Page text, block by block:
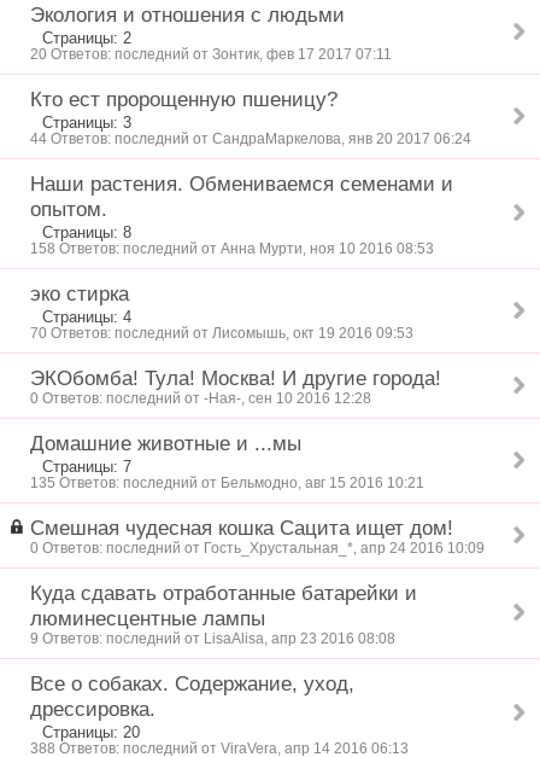
Экология и отношения с людьми
Страницы: 2
20 Ответов: последний от Зонтик, фев 17 2017 07:11
Кто ест пророщенную пшеницу?
Страницы: 3
44 Ответов: последний от СандраМаркелова, янв 20 2017 06:24
Наши растения. Обмениваемся семенами и
опытом.
Страницы: 8
158 Ответов: последний от Анна Мурти, ноя 10 2016 08:53
эко стирка
Страницы: 4
70 Ответов: последний от Лисомышь, окт 19 2016 09:53
ЭКОбомба! Тула! Москва! И другие города!
0 Ответов: последний от -Ная-, сен 10 2016 12:28
Домашние животные и ...мы
Страницы: 7
135 Ответов: последний от Бельмодно, авг 15 2016 10:21
Смешная чудесная кошка Сацита ищет дом!
0 Ответов: последний от Гость_Хрустальная_*, апр 24 2016 10:09
Куда сдавать отработанные батарейки и
люминесцентные лампы
9 Ответов: последний от LisaAlisa, апр 23 2016 08:08
Все о собаках. Содержание, уход,
дрессировка.
Страницы: 20
388 Ответов: последний от ViraVera, апр 14 2016 06:13